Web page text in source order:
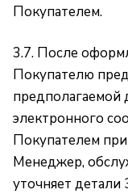
Покупателем.
3.7. После
Покупателю
предполагаемой
электронного
Покупателем
Менеджер,
уточняет детали